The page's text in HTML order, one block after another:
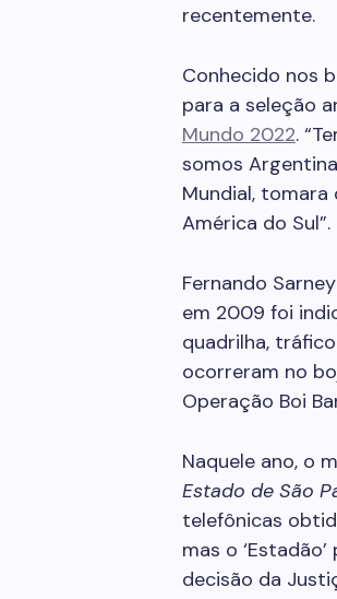
recentemente.
Conhecido nos
para a seleção
Mundo 2022.
somos
Mundial,
América do Sul”.
Fernando
em 2009 foi
quadrilha,
ocorreram no
Operação Boi
Naquele ano, o
Estado de São
telefônicas
mas o
decisão da